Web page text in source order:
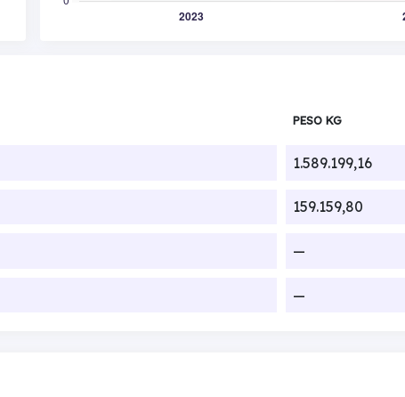
PESO KG
1.589.199,16
159.159,80
—
—